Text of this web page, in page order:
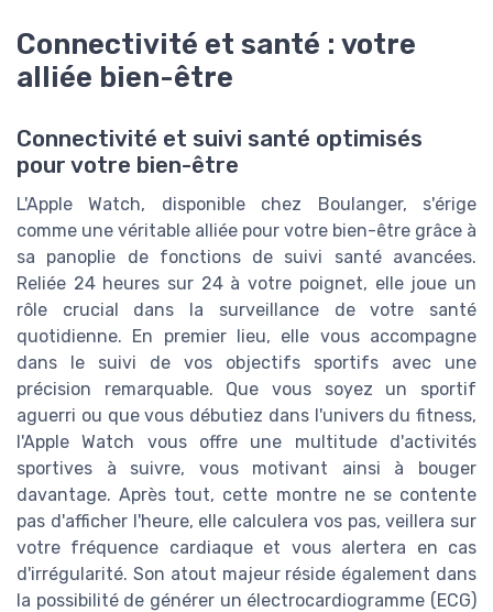
Connectivité et santé : votre
alliée bien-être
Connectivité et suivi santé optimisés
pour votre bien-être
L'Apple Watch, disponible chez Boulanger, s'érige
comme une véritable alliée pour votre bien-être grâce à
sa panoplie de fonctions de suivi santé avancées.
Reliée 24 heures sur 24 à votre poignet, elle joue un
rôle crucial dans la surveillance de votre santé
quotidienne. En premier lieu, elle vous accompagne
dans le suivi de vos objectifs sportifs avec une
précision remarquable. Que vous soyez un sportif
aguerri ou que vous débutiez dans l'univers du fitness,
l'Apple Watch vous offre une multitude d'activités
sportives à suivre, vous motivant ainsi à bouger
davantage. Après tout, cette montre ne se contente
pas d'afficher l'heure, elle calculera vos pas, veillera sur
votre fréquence cardiaque et vous alertera en cas
d'irrégularité. Son atout majeur réside également dans
la possibilité de générer un électrocardiogramme (ECG)